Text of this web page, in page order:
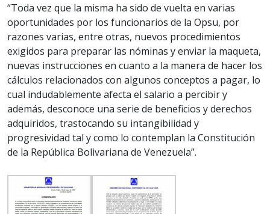
“Toda vez que la misma ha sido de vuelta en varias
oportunidades por los funcionarios de la Opsu, por
razones varias, entre otras, nuevos procedimientos
exigidos para preparar las nóminas y enviar la maqueta,
nuevas instrucciones en cuanto a la manera de hacer los
cálculos relacionados con algunos conceptos a pagar, lo
cual indudablemente afecta el salario a percibir y
además, desconoce una serie de beneficios y derechos
adquiridos, trastocando su intangibilidad y
progresividad tal y como lo contemplan la Constitución
de la República Bolivariana de Venezuela”.